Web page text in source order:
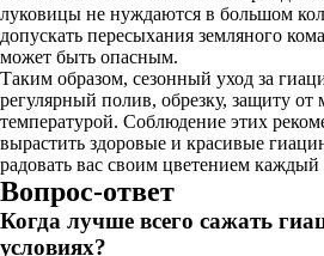
луковицы не нуждаются в большом
допускать пересыхания земляного
может быть опасным.
Таким образом, сезонный уход за
регулярный полив, обрезку, защиту от
температурой. Соблюдение этих
вырастить здоровые и красивые
радовать вас своим цветением каждый
Вопрос-ответ
Когда лучше всего сажать
условиях?